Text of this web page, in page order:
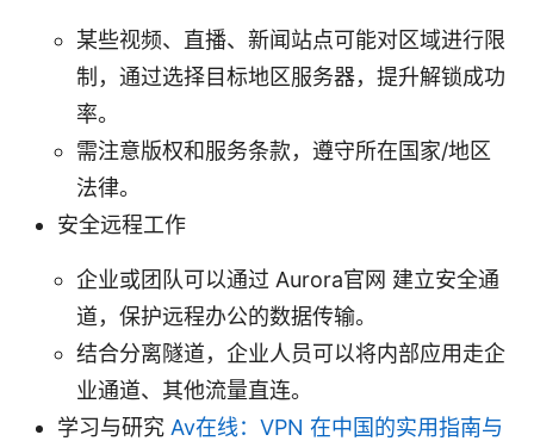
某些视频、直播、新闻站点可能对区域进行限
制，通过选择目标地区服务器，提升解锁成功
率。
需注意版权和服务条款，遵守所在国家/地区
法律。
安全远程工作
企业或团队可以通过 Aurora官网 建立安全通
道，保护远程办公的数据传输。
结合分离隧道，企业人员可以将内部应用走企
业通道、其他流量直连。
学习与研究 Av在线：VPN 在中国的实用指南与